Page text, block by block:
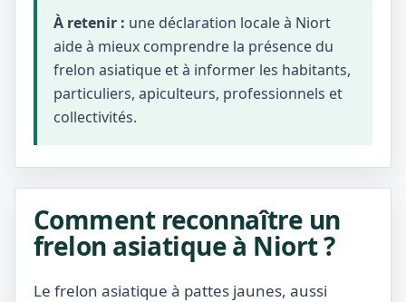
À retenir : une déclaration locale à Niort
aide à mieux comprendre la présence du
frelon asiatique et à informer les habitants,
particuliers, apiculteurs, professionnels et
collectivités.
Comment reconnaître un
frelon asiatique à Niort ?
Le frelon asiatique à pattes jaunes, aussi